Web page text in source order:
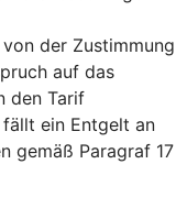
der Zustimmung
auf das
den Tarif
fällt ein Entgelt an
gemäß Paragraf 17